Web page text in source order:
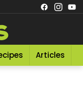
Articles